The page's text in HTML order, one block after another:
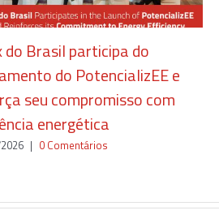
do Brasil participa do
do PotencializEE e
seu compromisso com
energética
| 0 Comentários